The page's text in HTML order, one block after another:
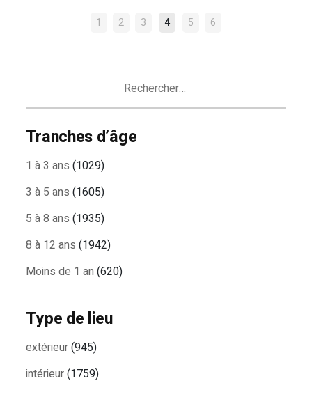
NAVIGATION
1 2 3 4 5 6
Tranches d’âge
1 à 3 ans (1029)
3 à 5 ans (1605)
5 à 8 ans (1935)
8 à 12 ans (1942)
Moins de 1 an (620)
Type de lieu
extérieur(945)
intérieur(1759)